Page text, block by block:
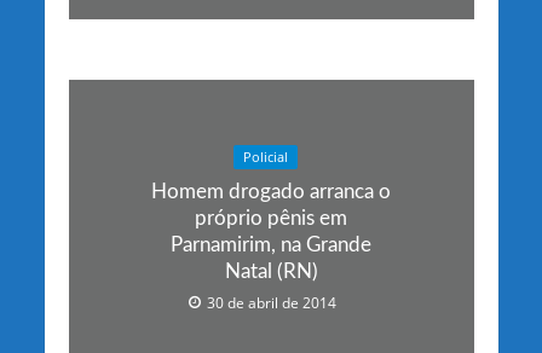
Policial
Homem drogado arranca o
próprio pênis em
Parnamirim, na Grande
Natal (RN)
30 de abril de 2014